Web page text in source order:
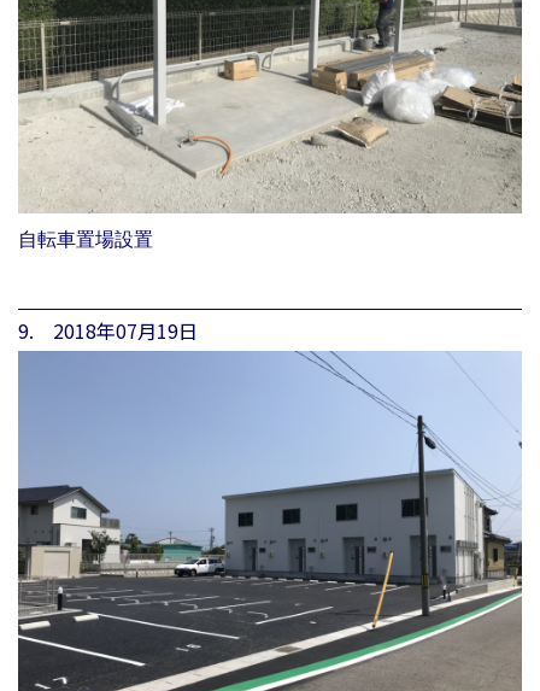
自転車置場設置
9. 2018年07月19日